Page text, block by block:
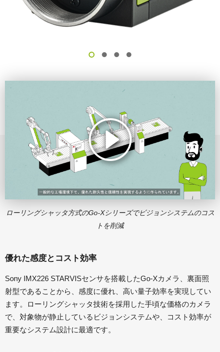
ローリングシャッタ方式のGo-Xシリーズでビジョンシステムのコス
トを削減
優れた感度とコスト効率
Sony IMX226 STARVISセンサを搭載したGo-Xカメラ、裏面照
射型であることから、感度に優れ、高い量子効率を実現してい
ます。ローリングシャッタ技術を採用した手頃な価格のカメラ
で、対象物が静止しているビジョンシステムや、コスト効率が
重要なシステム設計に最適です。